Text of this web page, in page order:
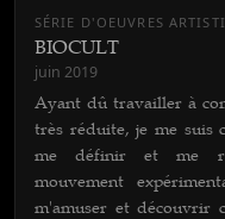
SÉRIE D'OEUVRES
BIOCULT
juin 2019
Ayant dû travailler à
très réduite, je me suis
me définir et me
mouvement
m'amuser et découvrir